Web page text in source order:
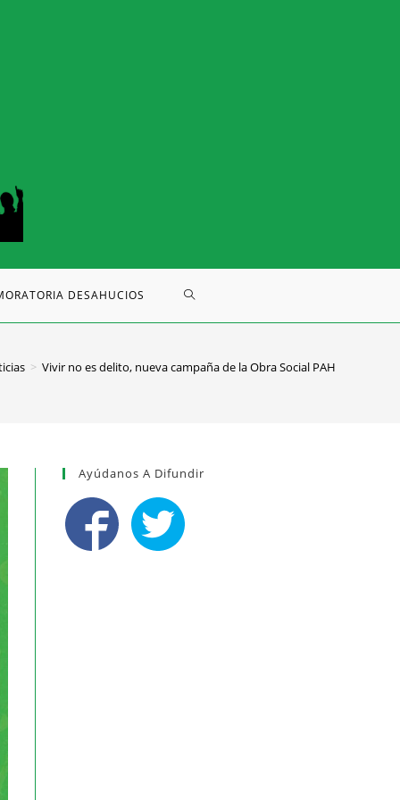
DESAHUCIOS
> Vivir no es delito, nueva campaña de la Obra Social PAH
Ayúdanos A Difundir